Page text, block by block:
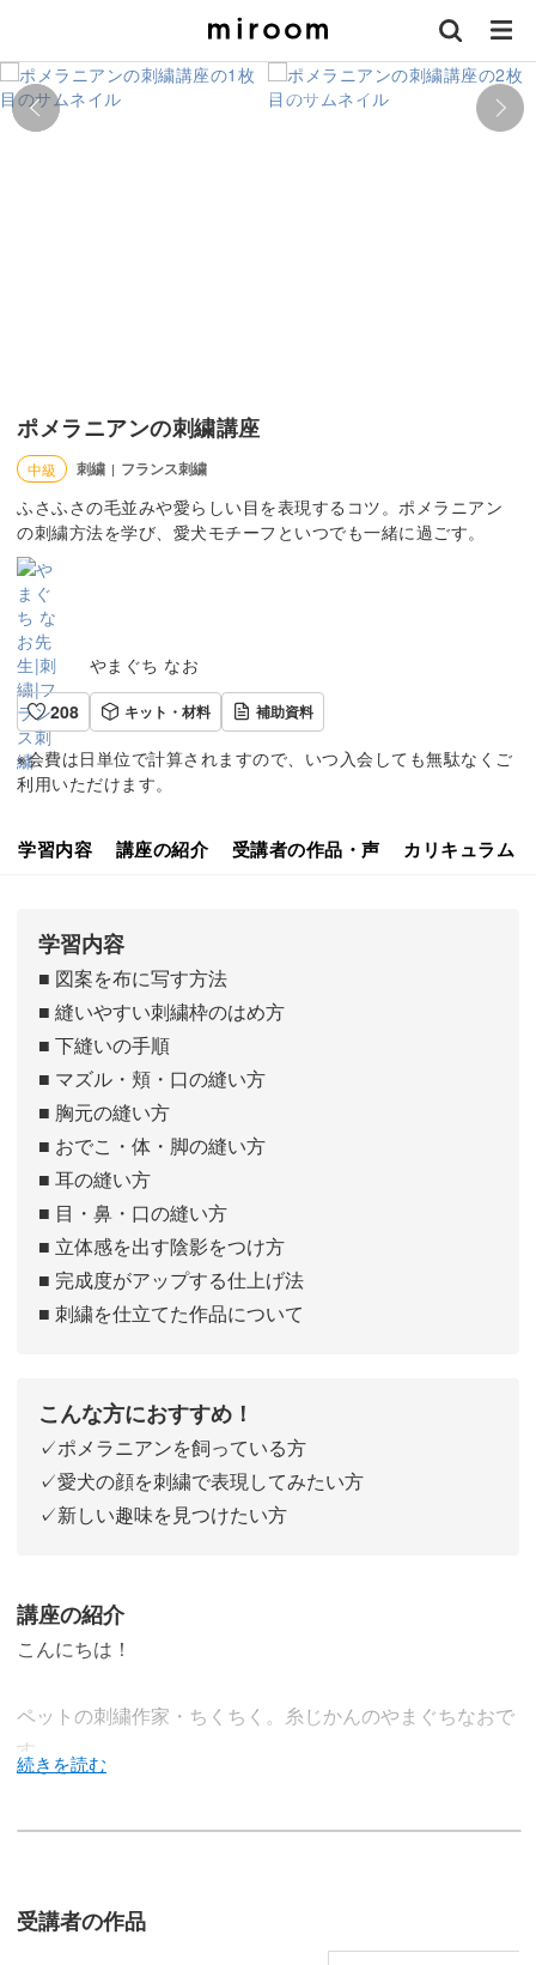
ポメラニアンの刺繍講座
中級 刺繍 | フランス刺繍
ふさふさの毛並みや愛らしい目を表現するコツ。ポメラニアン
の刺繍方法を学び、愛犬モチーフといつでも一緒に過ごす。
やまぐち なお
208
キット・材料 補助資料
※会費は日単位で計算されますので、いつ入会しても無駄なくご
利用いただけます。
学習内容 講座の紹介 受講者の作品・声 カリキュラム
学習内容
■ 図案を布に写す方法
■ 縫いやすい刺繍枠のはめ方
■ 下縫いの手順
■ マズル・頬・口の縫い方
■ 胸元の縫い方
■ おでこ・体・脚の縫い方
■ 耳の縫い方
■ 目・鼻・口の縫い方
■ 立体感を出す陰影をつけ方
■ 完成度がアップする仕上げ法
■ 刺繍を仕立てた作品について
こんな方におすすめ！
✓ポメラニアンを飼っている方
✓愛犬の顔を刺繍で表現してみたい方
✓新しい趣味を見つけたい方
講座の紹介
こんにちは！
ペットの刺繍作家・ちくちく。糸じかんのやまぐちなおで
す。
今回のレッスンでは、ポメラニアンの刺繍を学びます。
受講者の作品